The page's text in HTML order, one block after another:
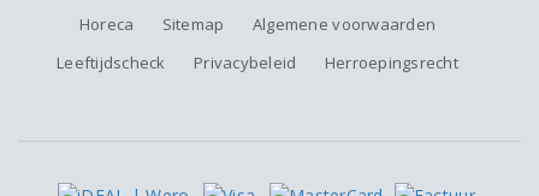
Horeca
Sitemap
Algemene voorwaarden
Leeftijdscheck
Privacybeleid Herroepingsrecht